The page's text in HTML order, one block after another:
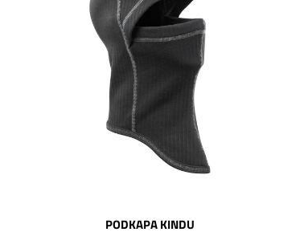
PODKAPA KINDU